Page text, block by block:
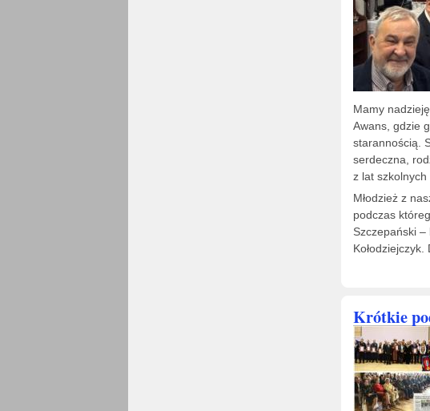
Mamy
Awans, gdzie
starannością.
serdeczna,
z lat szkolnych
Młodzież z
podczas
Szczepański
Krótkie